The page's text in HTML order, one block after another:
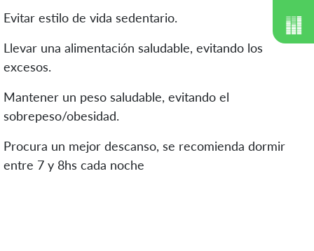
Evitar estilo de vida sedentario.
Llevar una alimentación saludable, evitando los
excesos.
Mantener un peso saludable, evitando el
sobrepeso/obesidad.
Procura un mejor descanso, se recomienda dormir
entre 7 y 8hs cada noche